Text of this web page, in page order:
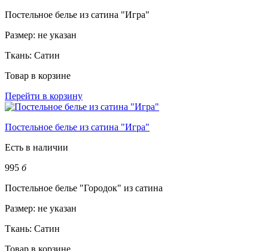
Постельное белье из сатина "Игра"
Размер: не указан
Ткань: Сатин
Товар в корзине
Перейти в корзину
Постельное белье из сатина "Игра"
Есть в наличии
995 б
Постельное белье "Городок" из сатина
Размер: не указан
Ткань: Сатин
Товар в корзине